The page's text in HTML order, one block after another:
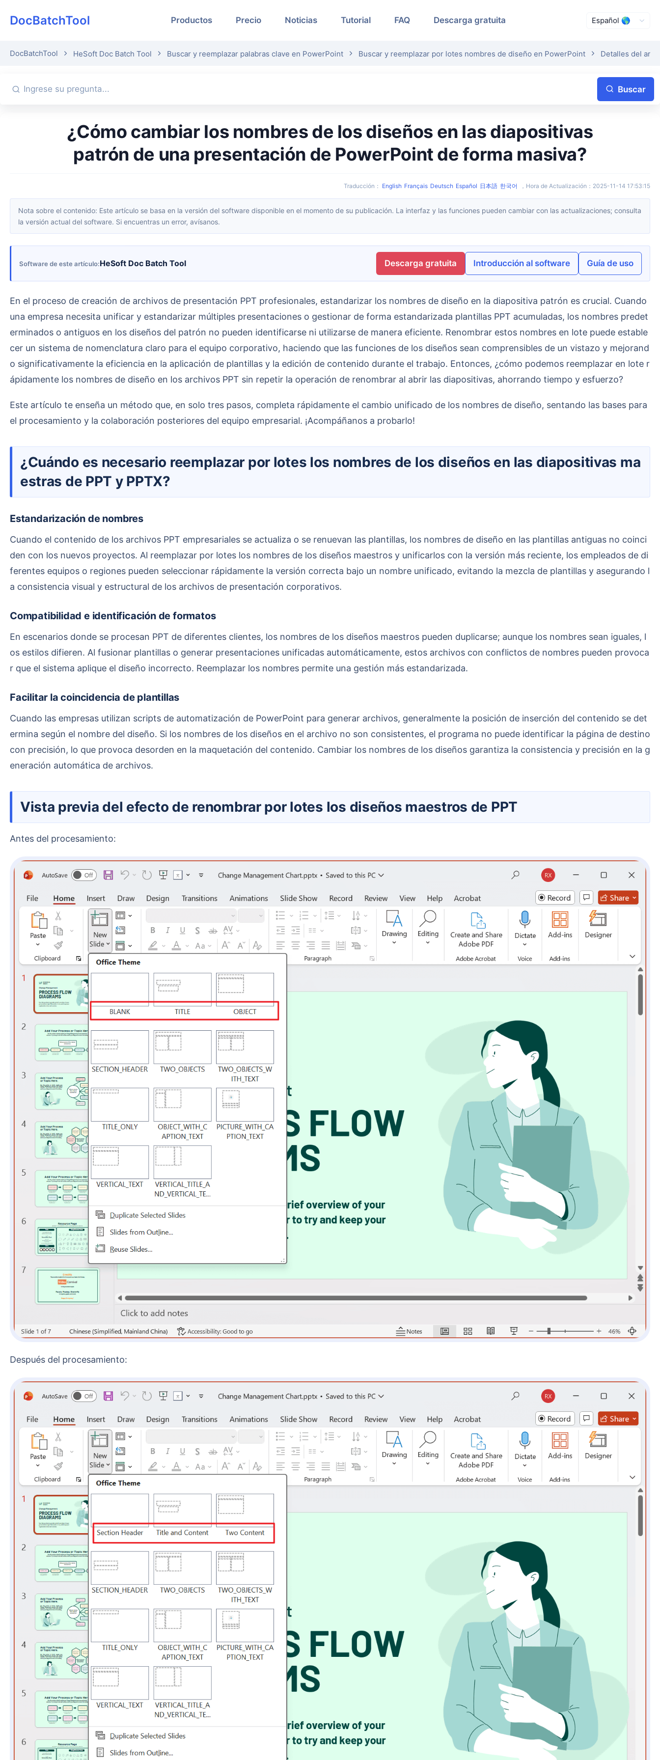
DocBatchTool Productos Precio Noticias Tutorial FAQ Descarga gratuita
DocBatchTool HeSoft Doc Batch Tool Buscar y reemplazar palabras clave en PowerPoint Buscar y reemplazar por lotes nombres de diseño en PowerPoint Detalles del
Buscar
¿Cómo cambiar los nombres de los diseños en las diapositivas
patrón de una presentación de PowerPoint de forma masiva?
Traducción ： English Français Deutsch Español 日本語 한국어 ， Hora de Actualización ： 2025-11-14 17:53:15
Nota sobre el contenido: Este artículo se basa en la versión del software disponible en el momento de su publicación. La interfaz y las funciones pueden cambiar con las actualizaciones; consulta
la versión actual del software. Si encuentras un error, avísanos.
Software de este artículo HeSoft Doc Batch Tool Descarga gratuita Introducción al software Guía de uso
En el proceso de creación de archivos de presentación PPT profesionales, estandarizar los nombres de diseño en la diapositiva patrón es crucial. Cuando
una empresa necesita unificar y estandarizar múltiples presentaciones o gestionar de forma estandarizada plantillas PPT acumuladas, los nombres predet
erminados o antiguos en los diseños del patrón no pueden identificarse ni utilizarse de manera eficiente. Renombrar estos nombres en lote puede estable
cer un sistema de nomenclatura claro para el equipo corporativo, haciendo que las funciones de los diseños sean comprensibles de un vistazo y mejorand
o significativamente la eficiencia en la aplicación de plantillas y la edición de contenido durante el trabajo. Entonces, ¿cómo podemos reemplazar en lote r
ápidamente los nombres de diseño en los archivos PPT sin repetir la operación de renombrar al abrir las diapositivas, ahorrando tiempo y esfuerzo?
Este artículo te enseña un método que, en solo tres pasos, completa rápidamente el cambio unificado de los nombres de diseño, sentando las bases para
el procesamiento y la colaboración posteriores del equipo empresarial. ¡Acompáñanos a probarlo!
¿Cuándo es necesario reemplazar por lotes los nombres de los diseños en las diapositivas ma
estras de PPT y PPTX?
Estandarización de nombres
Cuando el contenido de los archivos PPT empresariales se actualiza o se renuevan las plantillas, los nombres de diseño en las plantillas antiguas no coinci
den con los nuevos proyectos. Al reemplazar por lotes los nombres de los diseños maestros y unificarlos con la versión más reciente, los empleados de di
ferentes equipos o regiones pueden seleccionar rápidamente la versión correcta bajo un nombre unificado, evitando la mezcla de plantillas y asegurando l
a consistencia visual y estructural de los archivos de presentación corporativos.
Compatibilidad e identificación de formatos
En escenarios donde se procesan PPT de diferentes clientes, los nombres de los diseños maestros pueden duplicarse; aunque los nombres sean iguales, l
os estilos difieren. Al fusionar plantillas o generar presentaciones unificadas automáticamente, estos archivos con conflictos de nombres pueden provoca
r que el sistema aplique el diseño incorrecto. Reemplazar los nombres permite una gestión más estandarizada.
Facilitar la coincidencia de plantillas
Cuando las empresas utilizan scripts de automatización de PowerPoint para generar archivos, generalmente la posición de inserción del contenido se det
ermina según el nombre del diseño. Si los nombres de los diseños en el archivo no son consistentes, el programa no puede identificar la página de destino
con precisión, lo que provoca desorden en la maquetación del contenido. Cambiar los nombres de los diseños garantiza la consistencia y precisión en la g
eneración automática de archivos.
Vista previa del efecto de renombrar por lotes los diseños maestros de PPT
Antes del procesamiento:
Después del procesamiento: